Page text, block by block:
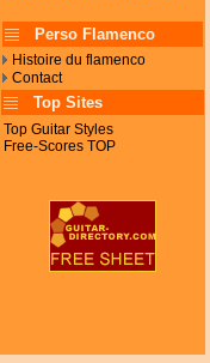
Perso Flamenco
Histoire du flamenco
Contact
Top Sites
Top Guitar Styles
Free-Scores TOP